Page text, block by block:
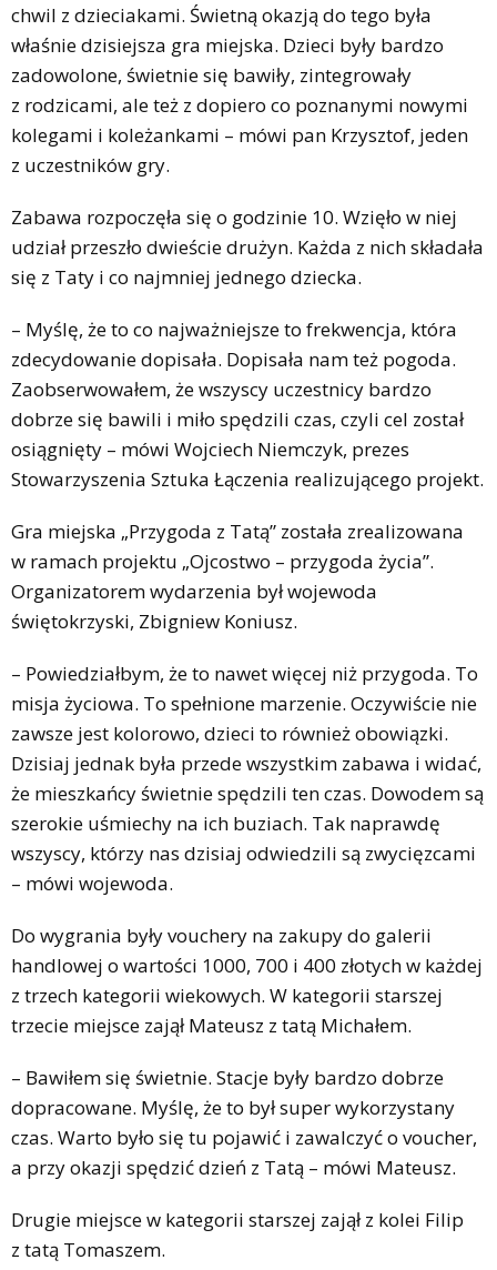
chwil z dzieciakami. Świetną okazją do tego była
właśnie dzisiejsza gra miejska. Dzieci były bardzo
zadowolone, świetnie się bawiły, zintegrowały
z rodzicami, ale też z dopiero co poznanymi nowymi
kolegami i koleżankami – mówi pan Krzysztof, jeden
z uczestników gry.
Zabawa rozpoczęła się o godzinie 10. Wzięło w niej
udział przeszło dwieście drużyn. Każda z nich składała
się z Taty i co najmniej jednego dziecka.
– Myślę, że to co najważniejsze to frekwencja, która
zdecydowanie dopisała. Dopisała nam też pogoda.
Zaobserwowałem, że wszyscy uczestnicy bardzo
dobrze się bawili i miło spędzili czas, czyli cel został
osiągnięty – mówi Wojciech Niemczyk, prezes
Stowarzyszenia Sztuka Łączenia realizującego projekt.
Gra miejska „Przygoda z Tatą” została zrealizowana
w ramach projektu „Ojcostwo – przygoda życia”.
Organizatorem wydarzenia był wojewoda
świętokrzyski, Zbigniew Koniusz.
– Powiedziałbym, że to nawet więcej niż przygoda. To
misja życiowa. To spełnione marzenie. Oczywiście nie
zawsze jest kolorowo, dzieci to również obowiązki.
Dzisiaj jednak była przede wszystkim zabawa i widać,
że mieszkańcy świetnie spędzili ten czas. Dowodem są
szerokie uśmiechy na ich buziach. Tak naprawdę
wszyscy, którzy nas dzisiaj odwiedzili są zwycięzcami
– mówi wojewoda.
Do wygrania były vouchery na zakupy do galerii
handlowej o wartości 1000, 700 i 400 złotych w każdej
z trzech kategorii wiekowych. W kategorii starszej
trzecie miejsce zajął Mateusz z tatą Michałem.
– Bawiłem się świetnie. Stacje były bardzo dobrze
dopracowane. Myślę, że to był super wykorzystany
czas. Warto było się tu pojawić i zawalczyć o voucher,
a przy okazji spędzić dzień z Tatą – mówi Mateusz.
Drugie miejsce w kategorii starszej zajął z kolei Filip
z tatą Tomaszem.